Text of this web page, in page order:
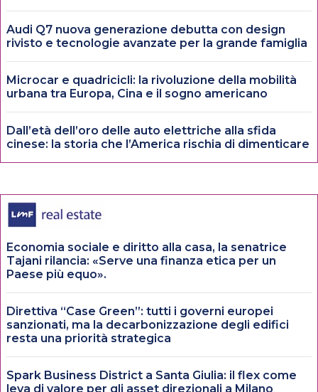
Audi Q7 nuova generazione debutta con design
rivisto e tecnologie avanzate per la grande famiglia
Microcar e quadricicli: la rivoluzione della mobilità
urbana tra Europa, Cina e il sogno americano
Dall’età dell’oro delle auto elettriche alla sfida
cinese: la storia che l’America rischia di dimenticare
Economia sociale e diritto alla casa, la senatrice
Tajani rilancia: «Serve una finanza etica per un
Paese più equo».
Direttiva “Case Green”: tutti i governi europei
sanzionati, ma la decarbonizzazione degli edifici
resta una priorità strategica
Spark Business District a Santa Giulia: il flex come
leva di valore per gli asset direzionali a Milano